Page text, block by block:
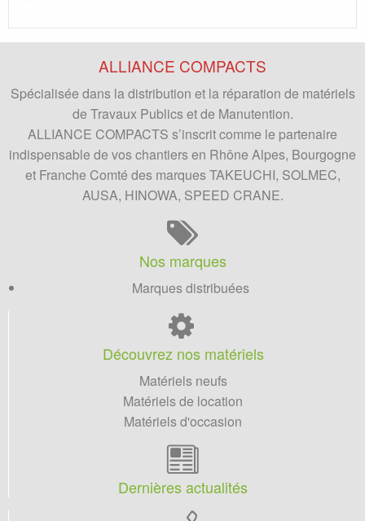
ALLIANCE COMPACTS
Spécialisée dans la distribution et la réparation de matériels
de Travaux Publics et de Manutention.
ALLIANCE COMPACTS s’inscrit comme le partenaire
indispensable de vos chantiers en Rhône Alpes, Bourgogne
et Franche Comté des marques TAKEUCHI, SOLMEC,
AUSA, HINOWA, SPEED CRANE.
Nos marques
Marques distribuées
Découvrez nos matériels
Matériels neufs
Matériels de location
Matériels d'occasion
Dernières actualités